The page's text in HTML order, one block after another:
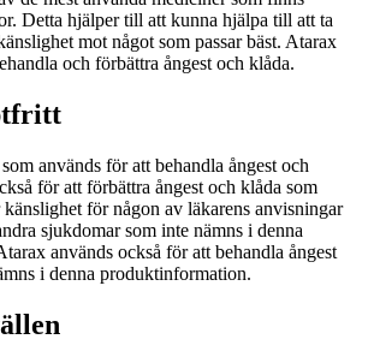
Detta hjälper till att kunna hjälpa till att ta
mot något som passar bäst. Atarax
och förbättra ångest och klåda.
används för att behandla ångest och
för att förbättra ångest och klåda som
för någon av läkarens anvisningar
sjukdomar som inte nämns i denna
används också för att behandla ångest
i denna produktinformation.